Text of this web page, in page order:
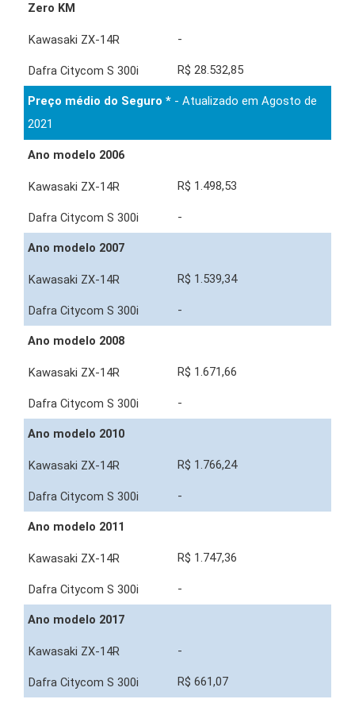
Zero KM
-
R$ 28.532,85
Preço médio do Seguro * - Atualizado em Agosto de
2021
Ano modelo 2006
R$ 1.498,53
-
Ano modelo 2007
R$ 1.539,34
-
Ano modelo 2008
R$ 1.671,66
-
Ano modelo 2010
R$ 1.766,24
-
Ano modelo 2011
R$ 1.747,36
-
Ano modelo 2017
-
R$ 661,07